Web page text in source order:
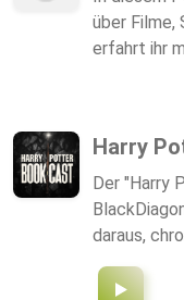
#PTBS,
über Filme,
erfahrt ihr
Halbwissen
Harry
Der "Harry
daraus,
aus den
Fakten